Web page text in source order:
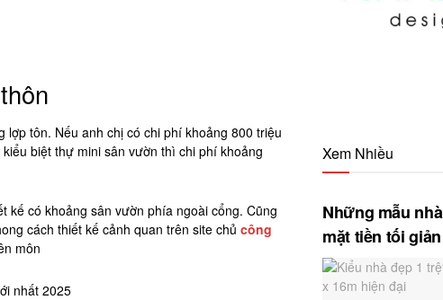
lợp tôn. Nếu anh chị có chi phí khoảng 800 triệu
biệt thự mini sân vườn thì chi phí khoảng
kế có khoảng sân vườn phía ngoài cổng. Cũng
cách thiết kế cảnh quan trên site chủ công
môn
Xem Nhiều
Những mẫu
mặt tiền tối